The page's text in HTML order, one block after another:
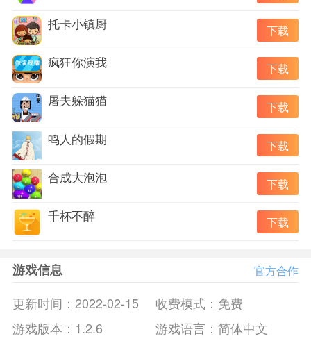
1.这款游戏的画面非常的精美，里面的各种细节都十分的用
心。
2.游戏的内存很小，不会占用我们手机大量的内存。
3.这款游戏的模式有很多，玩家可以选择自己喜欢的模式进行
挑战。
4.各种意想不到的突发事件层出不穷，玩家需要有一定的随机
应变能力。
《拉针大冒险》小编点评：
拉针大冒险这款游戏的设计都非常的巧妙，里面有很多的陷
阱，都是让玩家意想不到的，玩家需要运用自己的智慧将这些
陷阱巧妙的进行化解，在拉针的时候还会遇到岩石，岩浆，毒
蛇，凶兽，诅咒等等，喜欢的玩家快来下载吧。
托卡小镇厨 下载
疯狂你演我 下载
屠夫躲猫猫 下载
鸣人的假期 下载
合成大泡泡 下载
千杯不醉 下载
游戏信息 官方合作
更新时间： 2022-02-15 收费模式： 免费
游戏版本： 1.2.6 游戏语言： 简体中文